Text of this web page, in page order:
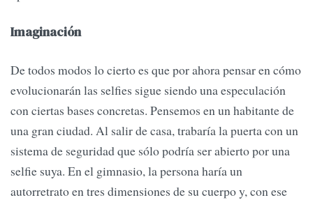
Imaginación
De todos modos lo cierto es que por ahora pensar en cómo
evolucionarán las selfies sigue siendo una especulación
con ciertas bases concretas. Pensemos en un habitante de
una gran ciudad. Al salir de casa, trabaría la puerta con un
sistema de seguridad que sólo podría ser abierto por una
selfie suya. En el gimnasio, la persona haría un
autorretrato en tres dimensiones de su cuerpo y, con ese